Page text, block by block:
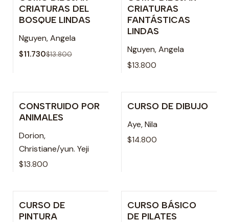
CRIATURAS DEL
BOSQUE LINDAS
Nguyen, Angela
$11.730$13.800
CRIATURAS
FANTÁSTICAS
LINDAS
Nguyen, Angela
$13.800
Agotado
CONSTRUIDO POR
ANIMALES
Dorion,
Christiane/yun. Yeji
$13.800
Agotado
CURSO DE DIBUJO
Aye, Nila
$14.800
-15% OFF
CURSO DE
PINTURA
Agotado
CURSO BÁSICO
DE PILATES